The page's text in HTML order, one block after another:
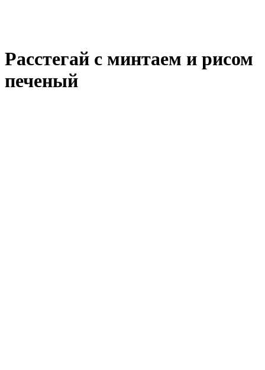
Расстегай с минтаем и рисом
печеный